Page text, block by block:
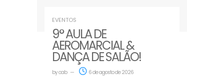
EVENTOS
9° AULA DE
AEROMARCIAL &
DANÇA DE SALÃO!
byoab 6 de agosto de 2026